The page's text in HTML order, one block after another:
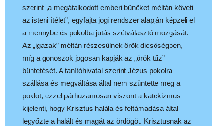
szerint „a megátalkodott emberi bűnöket méltán követi
az isteni ítélet”, egyfajta jogi rendszer alapján képzeli el
a mennybe és pokolba jutás szétválasztó mozgását.
Az „igazak” méltán részesülnek örök dicsőségben,
míg a gonoszok jogosan kapják az „örök tűz”
büntetését. A tanítóhivatal szerint Jézus pokolra
szállása és megváltása által nem szüntette meg a
poklot, ezzel párhuzamosan viszont a katekizmus
kijelenti, hogy Krisztus halála és feltámadása által
legyőzte a halált és magát az ördögöt. Krisztusnak az